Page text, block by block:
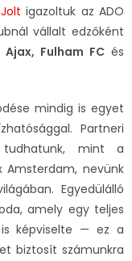
Joltigazoltuk az ADO
vállalt edzőként
Ajax, Fulham FC és
mindig is egyet
Partneri
tudhatunk, mint a
Amsterdam, nevünk
Egyedülálló
amely egy teljes
is képviselte — ez a
biztosít számunkra